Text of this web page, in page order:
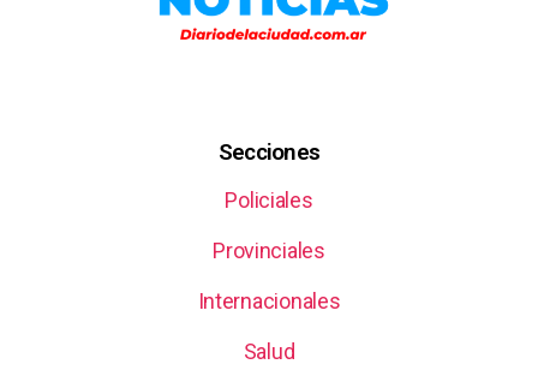
Secciones
Policiales
Provinciales
Internacionales
Salud